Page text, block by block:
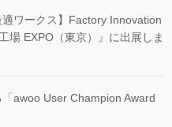
適ワークス】Factory Innovation
場 EXPO（東京）』に出展しま
awoo User Champion Award